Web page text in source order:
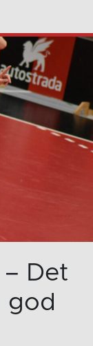
– Det
god